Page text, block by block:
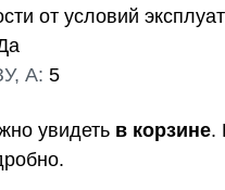
от условий
А: 5
увидеть в корзине.